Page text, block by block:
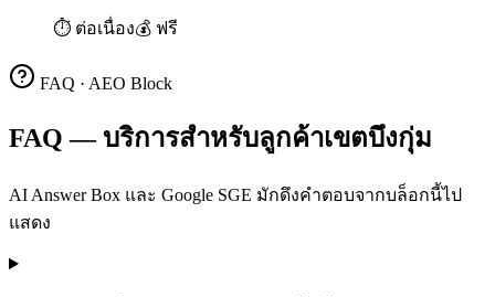
⏱ ต่อเนื่อง💰 ฟรี
FAQ · AEO Block
FAQ — บริการสำหรับลูกค้าเขตบึงกุ่ม
AI Answer Box และ Google SGE มักดึงคำตอบจากบล็อกนี้ไป
แสดง